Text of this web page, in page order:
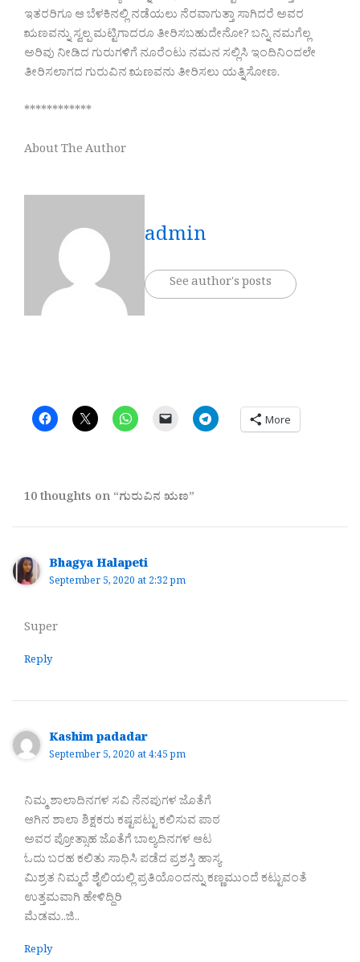
ಇತರರಿಗೂ ಆ ಬೆಳಕಿನಲ್ಲಿ ನಡೆಯಲು ನೆರವಾಗುತ್ತಾ ಸಾಗಿದರೆ ಅವರ
ಋಣವನ್ನು ಸ್ವಲ್ಪ ಮಟ್ಟಿಗಾದರೂ ತೀರಿಸಬಹುದೇನೋ? ಬನ್ನಿ ನಮಗೆಲ್ಲ
ಅರಿವು ನೀಡಿದ ಗುರುಗಳಿಗೆ ನೂರೆಂಟು ನಮನ ಸಲ್ಲಿಸಿ ಇಂದಿನಿಂದಲೇ
ತೀರಿಸಲಾಗದ ಗುರುವಿನ ಋಣವನು ತೀರಿಸಲು ಯತ್ನಿಸೋಣ.
************
About The Author
admin
See author's posts
More
10 thoughts on “ಗುರುವಿನ ಋಣ”
Bhagya Halapeti
September 5, 2020 at 2:32 pm
Super
Reply
Kashim padadar
September 5, 2020 at 4:45 pm
ನಿಮ್ಮ ಶಾಲಾದಿನಗಳ ಸವಿ ನೆನಪುಗಳ ಜೊತೆಗೆ
ಆಗಿನ ಶಾಲಾ ಶಿಕ್ಷಕರು ಕಷ್ಟಪಟ್ಟು ಕಲಿಸುವ ಪಾಠ
ಅವರ ಪ್ರೋತ್ಸಾಹ ಜೊತೆಗೆ ಬಾಲ್ಯದಿನಗಳ ಆಟ
ಓದು ಬರಹ ಕಲಿತು ಸಾಧಿಸಿ ಪಡೆದ ಪ್ರಶಸ್ತಿ ಹಾಸ್ಯ
ಮಿಶ್ರತ ನಿಮ್ಮದೆ ಶೈಲಿಯಲ್ಲಿ ಪ್ರತಿಯೊಂದನ್ನು ಕಣ್ಣಮುಂದೆ ಕಟ್ಟುವಂತೆ
ಉತ್ತಮವಾಗಿ ಹೇಳಿದ್ದಿರಿ
ಮೆಡಮ..ಜಿ..
Reply